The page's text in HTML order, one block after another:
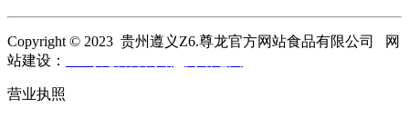
Copyright © 2023 贵州遵义Z6.尊龙官方网站食品有限公司 网
站建设：
营业执照